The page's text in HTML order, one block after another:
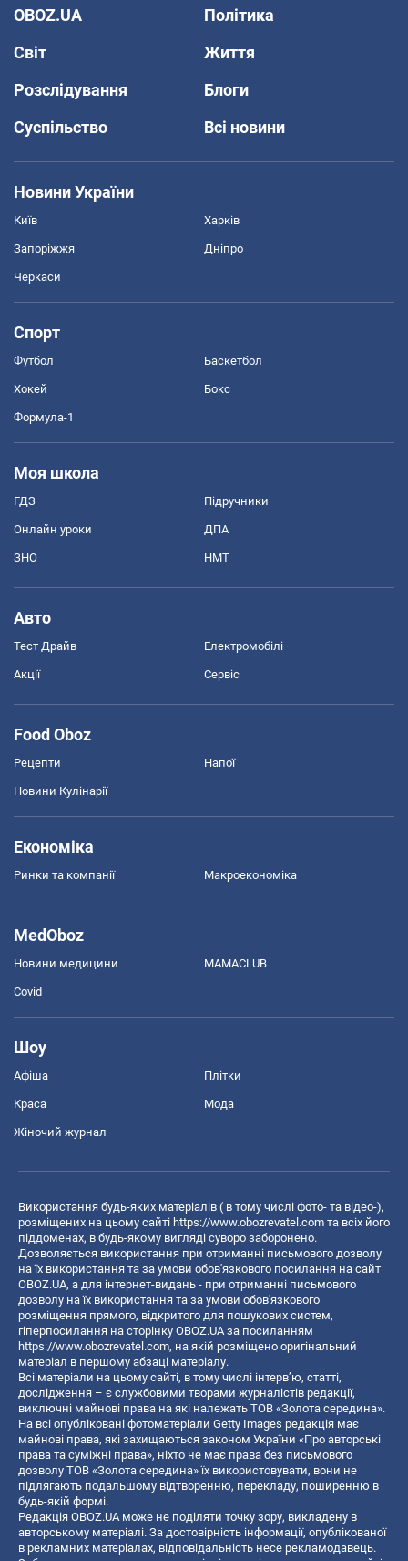
OBOZ.UA
Політика
Світ
Життя
Розслідування
Блоги
Суспільство
Всі новини
Новини України
Київ Харків
Запоріжжя Дніпро
Черкаси
Спорт
Футбол Баскетбол
Хокей Бокс
Формула-1
Моя школа
ГДЗ Підручники
Онлайн уроки ДПА
ЗНО НМТ
Авто
Тест Драйв Електромобілі
Акції Сервіс
Food Oboz
Рецепти Напої
Новини Кулінарії
Економіка
Ринки та компанії Макроекономіка
MedOboz
Новини медицини MAMACLUB
Covid
Шоу
Афіша Плітки
Краса Мода
Жіночий журнал
Використання будь-яких матеріалів ( в тому числі фото- та відео-),
розміщених на цьому сайті https://www.obozrevatel.com та всіх його
піддоменах, в будь-якому вигляді суворо заборонено.
Дозволяється використання при отриманні письмового дозволу
на їх використання та за умови обов'язкового посилання на сайт
OBOZ.UA, а для інтернет-видань - при отриманні письмового
дозволу на їх використання та за умови обов'язкового
розміщення прямого, відкритого для пошукових систем,
гіперпосилання на сторінку OBOZ.UA за посиланням
https://www.obozrevatel.com, на якій розміщено оригінальний
матеріал в першому абзаці матеріалу.
Всі матеріали на цьому сайті, в тому числі інтерв’ю, статті,
дослідження – є службовими творами журналістів редакції,
виключні майнові права на які належать ТОВ «Золота середина».
На всі опубліковані фотоматеріали Getty Images редакція має
майнові права, які захищаються законом України «Про авторські
права та суміжні права», ніхто не має права без письмового
дозволу ТОВ «Золота середина» їх використовувати, вони не
підлягають подальшому відтворенню, перекладу, поширенню в
будь-якій формі.
Редакція OBOZ.UA може не поділяти точку зору, викладену в
авторському матеріалі. За достовірність інформації, опублікованої
в рекламних матеріалах, відповідальність несе рекламодавець.